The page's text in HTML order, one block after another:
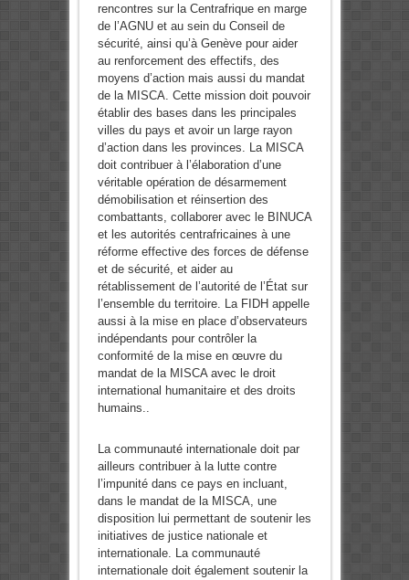
rencontres sur la Centrafrique en marge
de l’AGNU et au sein du Conseil de
sécurité, ainsi qu’à Genève pour aider
au renforcement des effectifs, des
moyens d’action mais aussi du mandat
de la MISCA. Cette mission doit pouvoir
établir des bases dans les principales
villes du pays et avoir un large rayon
d’action dans les provinces. La MISCA
doit contribuer à l’élaboration d’une
véritable opération de désarmement
démobilisation et réinsertion des
combattants, collaborer avec le BINUCA
et les autorités centrafricaines à une
réforme effective des forces de défense
et de sécurité, et aider au
rétablissement de l’autorité de l’État sur
l’ensemble du territoire. La FIDH appelle
aussi à la mise en place d’observateurs
indépendants pour contrôler la
conformité de la mise en œuvre du
mandat de la MISCA avec le droit
international humanitaire et des droits
humains..
La communauté internationale doit par
ailleurs contribuer à la lutte contre
l’impunité dans ce pays en incluant,
dans le mandat de la MISCA, une
disposition lui permettant de soutenir les
initiatives de justice nationale et
internationale. La communauté
internationale doit également soutenir la